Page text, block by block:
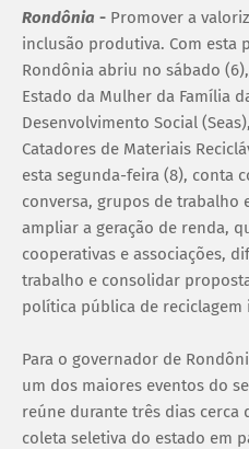
Rondônia - Promover a
inclusão produtiva. Com esta
Rondônia abriu no sábado
Estado da Mulher da Família
Desenvolvimento Social
Catadores de Materiais
esta segunda-feira (8), conta
conversa, grupos de trabalho
ampliar a geração de renda,
cooperativas e associações,
trabalho e consolidar
política pública de reciclagem
Para o governador de
um dos maiores eventos do
reúne durante três dias cerca
coleta seletiva do estado em